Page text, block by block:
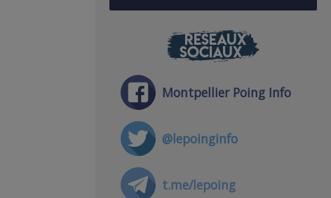
RÉSEAUX
SOCIAUX
Montpellier Poing Info
@lepoinginfo
t.me/lepoing